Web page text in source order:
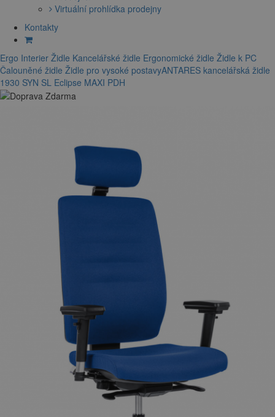
Virtuální prohlídka prodejny
Kontakty
Ergo Interier Židle Kancelářské židle Ergonomické židle Židle k PC
Čalouněné židle Židle pro vysoké postavyANTARES kancelářská židle
1930 SYN SL Eclipse MAXI PDH